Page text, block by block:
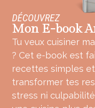
DÉCOUVREZ
Mon E-book
Tu veux cuisiner
? Cet e-book est
recettes simples
transformer tes
stress ni